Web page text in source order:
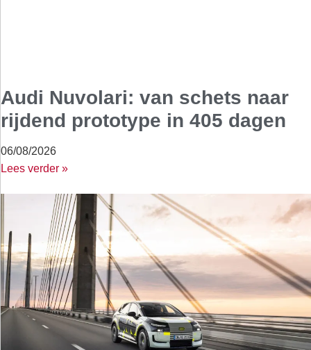
Audi Nuvolari: van schets naar
rijdend prototype in 405 dagen
06/08/2026
Lees verder »